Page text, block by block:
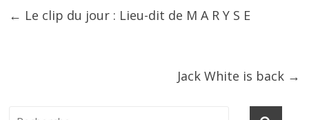
← Le clip du jour : Lieu-dit de M A R Y S E
Jack White is back →